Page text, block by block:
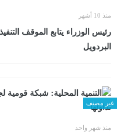
منذ 10 أشهر
رئيس الوزراء يتابع الموقف
البردويل
غير مصنف
منذ شهر واحد